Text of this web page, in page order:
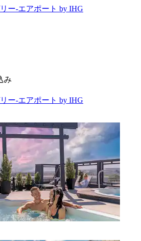
ー-エアポート by IHG
み
ー-エアポート by IHG